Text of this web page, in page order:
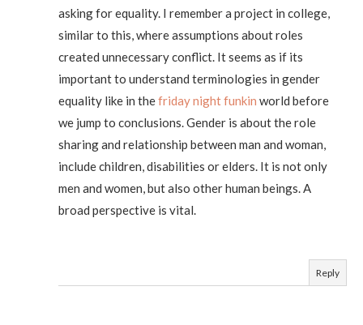
asking for equality. I remember a project in college,
similar to this, where assumptions about roles
created unnecessary conflict. It seems as if its
important to understand terminologies in gender
equality like in thefriday night funkin world before
we jump to conclusions. Gender is about the role
sharing and relationship between man and woman,
include children, disabilities or elders. It is not only
men and women, but also other human beings. A
broad perspective is vital.
Reply